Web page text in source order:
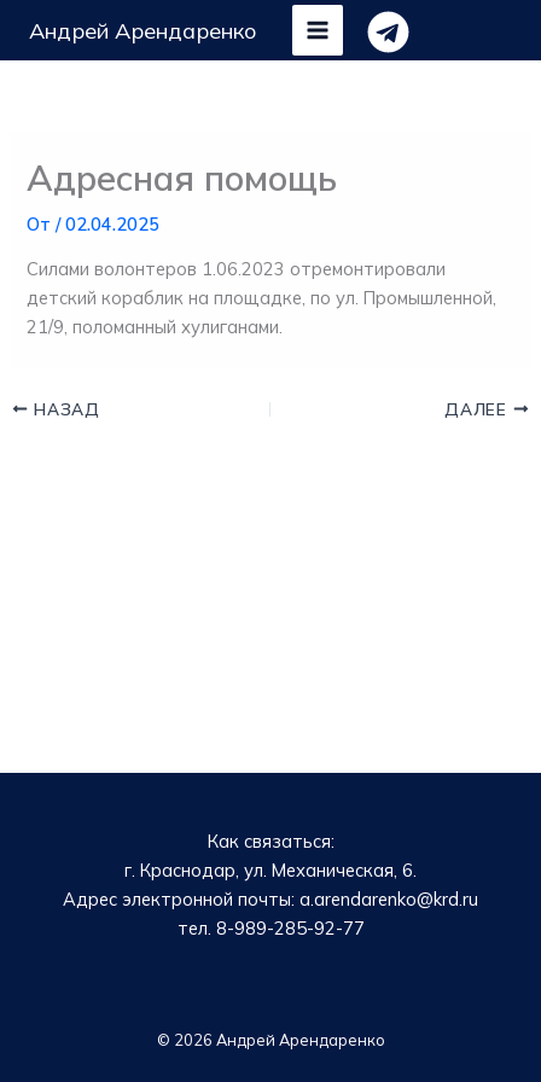
Андрей Арендаренко
Адресная помощь
От/02.04.2025
Силами волонтеров 1.06.2023 отремонтировали
детский кораблик на площадке, по ул. Промышленной,
21/9, поломанный хулиганами.
НАЗАД ДАЛЕЕ
Как связаться:
г. Краснодар, ул. Механическая, 6.
Адрес электронной почты: a.arendarenko@krd.ru
тел. 8-989-285-92-77
© 2026 Андрей Арендаренко